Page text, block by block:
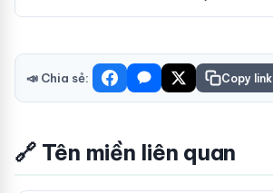
📣 Chia sẻ: Copy link
🔗 Tên miền liên quan